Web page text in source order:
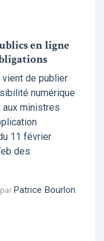
en ligne
de publier
numérique
ministres
11 février
des
Patrice Bourlon